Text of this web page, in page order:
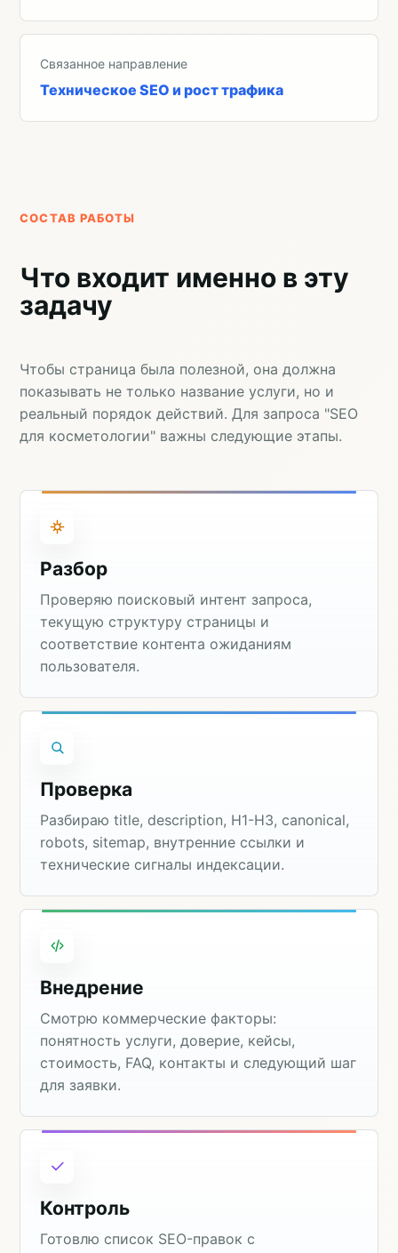
Связанное направление
Техническое SEO и рост трафика
СОСТАВ РАБОТЫ
Что входит именно в эту
задачу
Чтобы страница была полезной, она должна
показывать не только название услуги, но и
реальный порядок действий. Для запроса "SEO
для косметологии" важны следующие этапы.
Разбор
Проверяю поисковый интент запроса,
текущую структуру страницы и
соответствие контента ожиданиям
пользователя.
Проверка
Разбираю title, description, H1-H3, canonical,
robots, sitemap, внутренние ссылки и
технические сигналы индексации.
Внедрение
Смотрю коммерческие факторы:
понятность услуги, доверие, кейсы,
стоимость, FAQ, контакты и следующий шаг
для заявки.
Контроль
Готовлю список SEO-правок с